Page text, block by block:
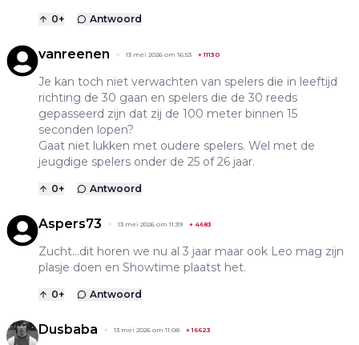
0+ Antwoord
vanreenen 13 mei 2026 om 16:53 +11130
Je kan toch niet verwachten van spelers die in leeftijd
richting de 30 gaan en spelers die de 30 reeds
gepasseerd zijn dat zij de 100 meter binnen 15
seconden lopen?
Gaat niet lukken met oudere spelers. Wel met de
jeugdige spelers onder de 25 of 26 jaar.
0+ Antwoord
Aspers73 13 mei 2026 om 11:39 + 4683
Zucht...dit horen we nu al 3 jaar maar ook Leo mag zijn
plasje doen en Showtime plaatst het.
0+ Antwoord
Dusbaba 13 mei 2026 om 11:08 +16623